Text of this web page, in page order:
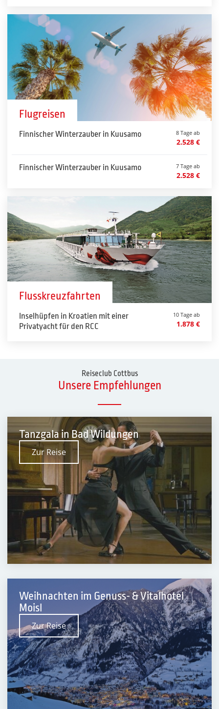
Flugreisen
Finnischer Winterzauber in Kuusamo 8 Tage ab
2.528 €
Finnischer Winterzauber in Kuusamo 7 Tage ab
2.528 €
Flusskreuzfahrten
Inselhüpfen in Kroatien mit einer
Privatyacht für den RCC
10 Tage ab
1.878 €
Reiseclub Cottbus
Unsere Empfehlungen
Tanzgala in Bad Wildungen
Zur Reise
Weihnachten im Genuss- & Vitalhotel
Moisl
Zur Reise